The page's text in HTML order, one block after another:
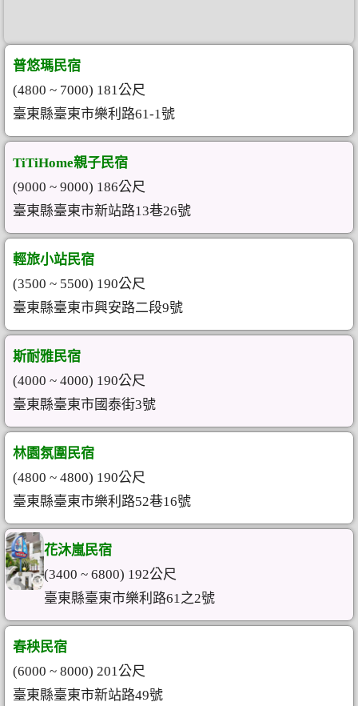
普悠瑪民宿
(4800 ~ 7000) 181公尺
臺東縣臺東市樂利路61-1號
TiTiHome親子民宿
(9000 ~ 9000) 186公尺
臺東縣臺東市新站路13巷26號
輕旅小站民宿
(3500 ~ 5500) 190公尺
臺東縣臺東市興安路二段9號
斯耐雅民宿
(4000 ~ 4000) 190公尺
臺東縣臺東市國泰街3號
林園氛圍民宿
(4800 ~ 4800) 190公尺
臺東縣臺東市樂利路52巷16號
花沐嵐民宿
(3400 ~ 6800) 192公尺
臺東縣臺東市樂利路61之2號
春秧民宿
(6000 ~ 8000) 201公尺
臺東縣臺東市新站路49號